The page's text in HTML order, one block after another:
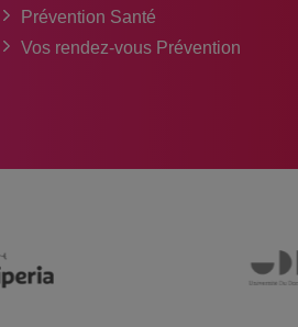
Prévention Santé
Vos rendez-vous Prévention